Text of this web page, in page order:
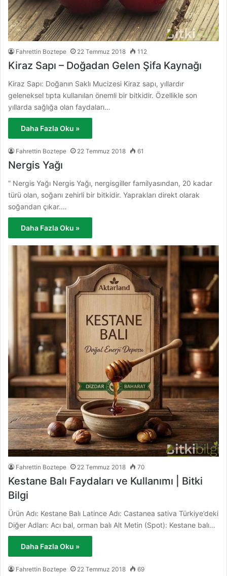
Fahrettin Boztepe 22 Temmuz 2018 112
Kiraz Sapı – Doğadan Gelen Şifa Kaynağı
Kiraz Sapı: Doğanın Saklı Mucizesi Kiraz sapı, yıllardır
geleneksel tıpta kullanılan önemli bir bitkidir. Özellikle son
yıllarda sağlığa olan faydaları…
Daha Fazla Oku »
Fahrettin Boztepe 22 Temmuz 2018 61
Nergis Yağı
” Nergis Yağı Nergis Yağı, nergisgiller familyasından, 20 kadar
türü olan, soğanı zehirli bir bitkidir. Yaprakları direkt olarak
soğandan çıkar.…
Daha Fazla Oku »
Fahrettin Boztepe 22 Temmuz 2018 70
Kestane Balı Faydaları ve Kullanımı | Bitki
Bilgi
Ürün Adı: Kestane Balı Latince Adı: Castanea sativa Türkiye’deki
Diğer Adları: Acı bal, orman balı Alt Metin (Spot): Kestane balı…
Daha Fazla Oku »
Fahrettin Boztepe 22 Temmuz 2018 69